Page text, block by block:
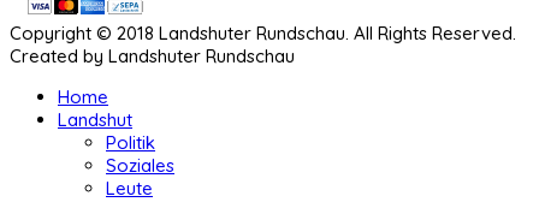
Copyright © 2018 Landshuter Rundschau. All Rights Reserved.
Created by Landshuter Rundschau
Home
Landshut
Politik
Soziales
Leute